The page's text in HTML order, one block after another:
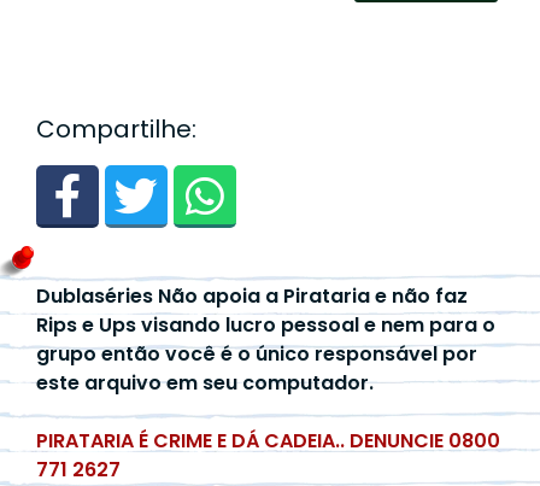
Compartilhe:
Dublaséries Não apoia a Pirataria e não faz
Rips e Ups visando lucro pessoal e nem para o
grupo então você é o único responsável por
este arquivo em seu computador.
PIRATARIA É CRIME E DÁ CADEIA.. DENUNCIE 0800
771 2627